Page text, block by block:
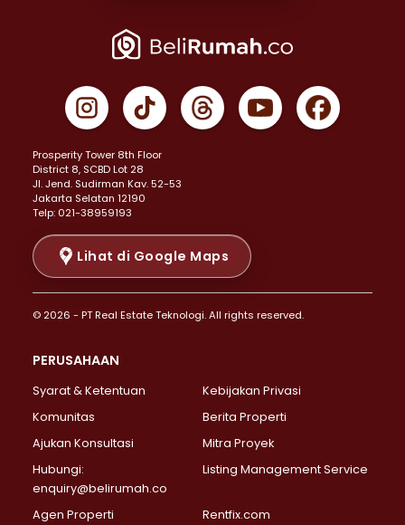
Properti Dijual di Jakarta Pusat >
Properti Dijual di Gambir >
Properti Dijual di Johar Baru >
Properti Dijual di Menteng >
Properti Dijual di Senen >
Properti Dijual di Tanah Abang >
Properti Dijual di Cikini >
Properti Dijual di Kramat >
Properti Dijual di Pasar Baru >
Properti Dijual di Bendungan Hilir >
Properti Dijual di Jakarta Selatan >
Properti Dijual di Lebak Bulus >
Properti Dijual di Gandaria Selatan >
Properti Dijual di Pondok Labu >
Properti Dijual di Lenteng Agung >
Properti Dijual di Senayan >
Properti Dijual di Pondok Pinang >
Prosperity Tower 8th Floor
District 8, SCBD Lot 28
JI. Jend. Sudirman Kav. 52-53
Jakarta Selatan 12190
Telp: 021-38959193
Lihat di Google Maps
© 2026 - PT Real Estate Teknologi. All rights reserved.
PERUSAHAAN
Syarat & Ketentuan
Kebijakan Privasi
Komunitas
Berita Properti
Ajukan Konsultasi
Mitra Proyek
Hubungi:
enquiry@belirumah.co
Listing Management Service
Agen Properti Rentfix.com